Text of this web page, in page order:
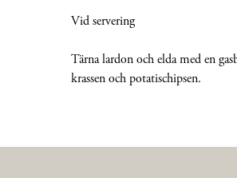
Vid servering
Tärna lardon och elda med en
krassen och potatischipsen.